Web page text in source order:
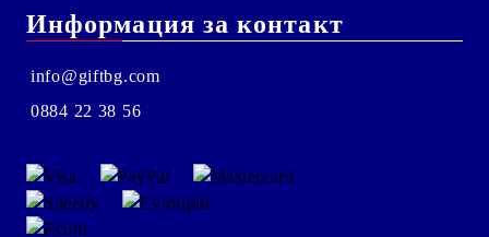
Информация за контакт
info@giftbg.com
0884 22 38 56